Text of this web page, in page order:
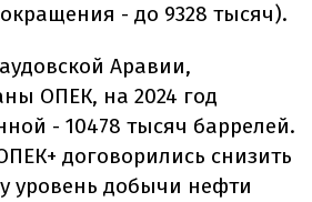
- до 9328 тысяч).
Аравии,
ОПЕК, на 2024 год
- 10478 тысяч баррелей.
договорились снизить
уровень добычи нефти